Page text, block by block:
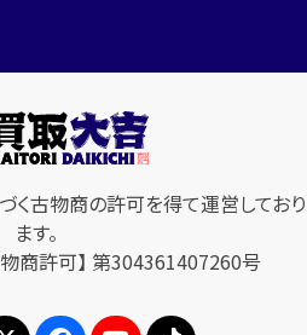
古物商の許可を得て運営しており
ます。
商許可】 第304361407260号